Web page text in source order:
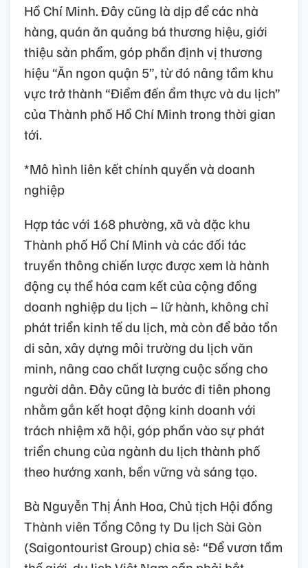
Hồ Chí Minh. Đây cũng là dịp để các nhà
hàng, quán ăn quảng bá thương hiệu, giới
thiệu sản phẩm, góp phần định vị thương
hiệu “Ăn ngon quận 5”, từ đó nâng tầm khu
vực trở thành “Điểm đến ẩm thực và du lịch”
của Thành phố Hồ Chí Minh trong thời gian
tới.
*Mô hình liên kết chính quyền và doanh
nghiệp
Hợp tác với 168 phường, xã và đặc khu
Thành phố Hồ Chí Minh và các đối tác
truyền thông chiến lược được xem là hành
động cụ thể hóa cam kết của cộng đồng
doanh nghiệp du lịch – lữ hành, không chỉ
phát triển kinh tế du lịch, mà còn để bảo tồn
di sản, xây dựng môi trường du lịch văn
minh, nâng cao chất lượng cuộc sống cho
người dân. Đây cũng là bước đi tiên phong
nhằm gắn kết hoạt động kinh doanh với
trách nhiệm xã hội, góp phần vào sự phát
triển chung của ngành du lịch thành phố
theo hướng xanh, bền vững và sáng tạo.
Bà Nguyễn Thị Ánh Hoa, Chủ tịch Hội đồng
Thành viên Tổng Công ty Du lịch Sài Gòn
(Saigontourist Group) chia sẻ: “Để vươn tầm